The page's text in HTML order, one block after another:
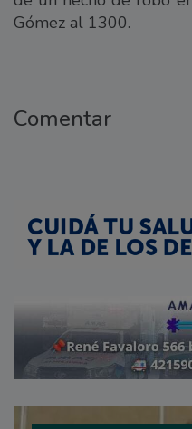
Gómez al 1300.
Comentar